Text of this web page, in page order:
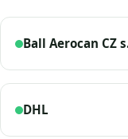
Ball Aerocan CZ
DHL